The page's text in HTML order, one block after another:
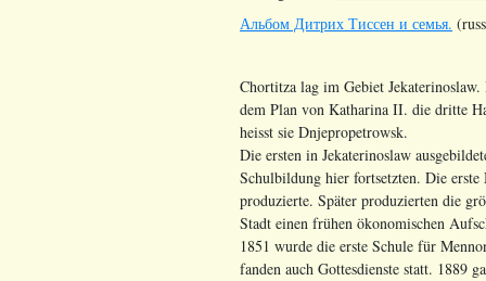
Альбом Дитрих Тиссен и семья.
Chortitza lag im Gebiet
dem Plan von Katharina II. die dritte
heisst sie Dnjepropetrowsk.
Die ersten in Jekaterinoslaw
Schulbildung hier fortsetzten. Die
produzierte. Später produzierten die
Stadt einen frühen ökonomischen
1851 wurde die erste Schule für
fanden auch Gottesdienste statt. 1889